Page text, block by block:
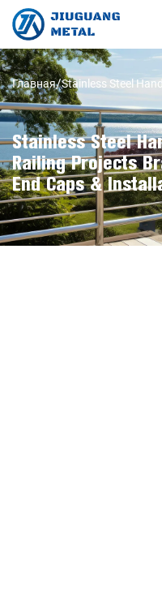
Главная Stainless Steel
Stainless Steel
Railing Projects
End Caps &